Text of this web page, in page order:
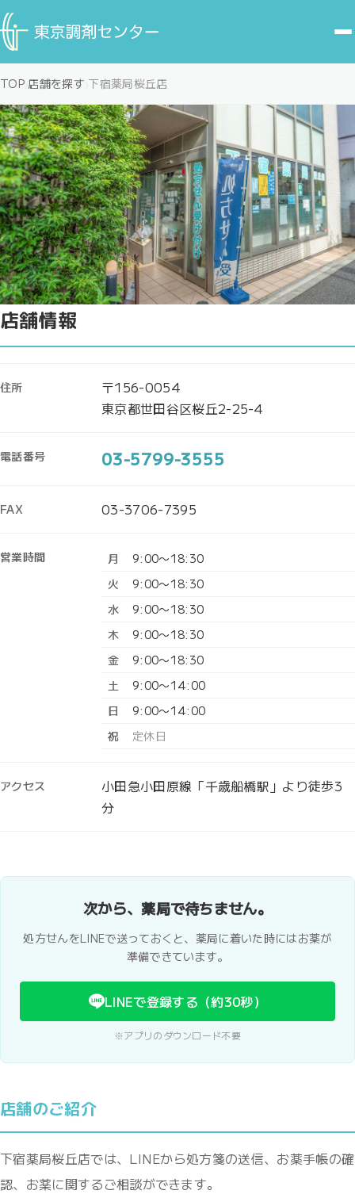
TOP 店舗を探す 下宿薬局桜丘店
下宿薬局桜丘店
小田急小田原線 千歳船橋駅より徒歩3分
店舗情報
住所
〒156-0054
東京都世田谷区桜丘2-25-4
電話番号 03-5799-3555
FAX 03-3706-7395
営業時間 月
9:00〜18:30
火
9:00〜18:30
水
9:00〜18:30
木
9:00〜18:30
金
9:00〜18:30
土
9:00〜14:00
日
9:00〜14:00
祝
定休日
アクセス
小田急小田原線「千歳船橋駅」より徒歩3
分
次から、薬局で待ちません。
処方せんをLINEで送っておくと、薬局に着いた時にはお薬が
準備できています。
LINEで登録する（約30秒）
※アプリのダウンロード不要
店舗のご紹介
下宿薬局桜丘店では、LINEから処方箋の送信、お薬手帳の確
認、お薬に関するご相談ができます。